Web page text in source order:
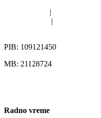
|
|
PIB: 109121450
MB: 21128724
Radno vreme